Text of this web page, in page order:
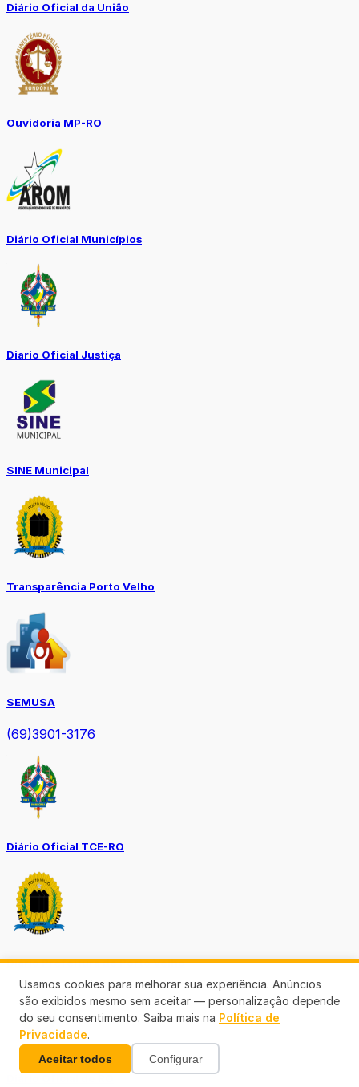
Diário Oficial da União
Ouvidoria MP-RO
Diário Oficial Municípios
Diario Oficial Justiça
SINE Municipal
Transparência Porto Velho
SEMUSA
(69)3901-3176
Diário Oficial TCE-RO
Diário Prefeitura de Porto Velho
Usamos cookies para melhorar sua experiência. Anúncios
são exibidos mesmo sem aceitar — personalização depende
do seu consentimento. Saiba mais na Política de
Privacidade.
Aceitar todos Configurar